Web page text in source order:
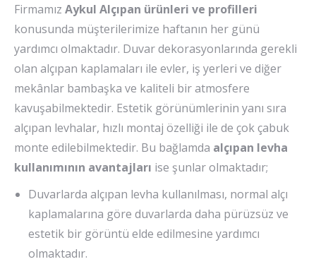
Firmamız Aykul Alçıpan ürünleri ve profilleri
konusunda müşterilerimize haftanın her günü
yardımcı olmaktadır. Duvar dekorasyonlarında gerekli
olan alçıpan kaplamaları ile evler, iş yerleri ve diğer
mekânlar bambaşka ve kaliteli bir atmosfere
kavuşabilmektedir. Estetik görünümlerinin yanı sıra
alçıpan levhalar, hızlı montaj özelliği ile de çok çabuk
monte edilebilmektedir. Bu bağlamda alçıpan levha
kullanımının avantajları ise şunlar olmaktadır;
Duvarlarda alçıpan levha kullanılması, normal alçı
kaplamalarına göre duvarlarda daha pürüzsüz ve
estetik bir görüntü elde edilmesine yardımcı
olmaktadır.